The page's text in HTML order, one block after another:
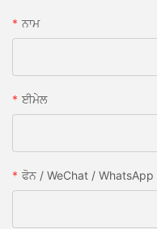
ਨਾਮ
ਈਮੇਲ
ਫੋਨ / WeChat / WhatsApp